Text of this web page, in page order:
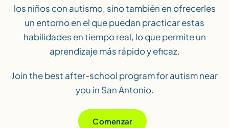
los niños con autismo, sino también en ofrecerles
un entorno en el que puedan practicar estas
habilidades en tiempo real, lo que permite un
aprendizaje más rápido y eficaz.
Join the best after-school program for autism near
you in San Antonio.
Comenzar